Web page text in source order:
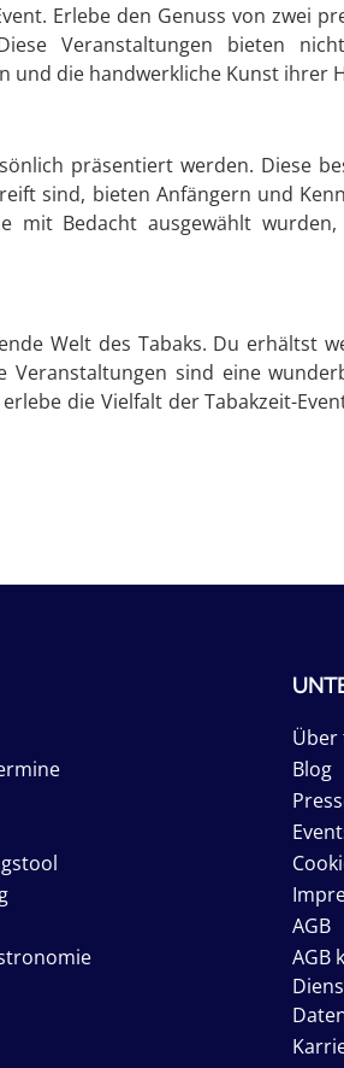
Erlebe den Genuss von zwei
Veranstaltungen bieten
und die handwerkliche Kunst ihrer
präsentiert werden. Diese
sind, bieten Anfängern und
mit Bedacht ausgewählt
Welt des Tabaks. Du erhältst
sind eine
die Vielfalt der Tabakzeit-
Über
Blog
AGB
AGB